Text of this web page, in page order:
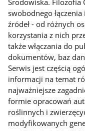
Środowiska. Filozofia
swobodnego
źródeł - od różnych
korzystania z nich
także włączania do
dokumentów, baz
Serwis jest częścią
informacji na temat
najważniejsze
formie opracowań
roślinnych i
modyfikowanych